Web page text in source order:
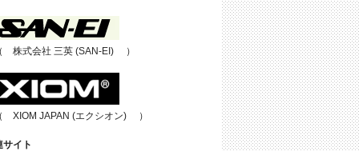
株式会社 三英 (SAN-EI) ）
XIOM JAPAN (エクシオン) ）
サイト